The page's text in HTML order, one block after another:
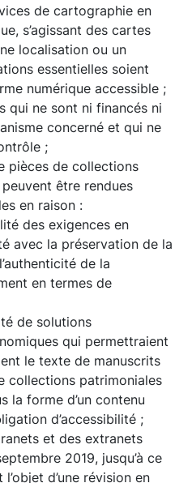
de cartographie en
s’agissant des cartes
localisation ou un
essentielles soient
numérique accessible ;
qui ne sont ni financés ni
concerné et qui ne
;
pièces de collections
être rendues
en raison :
des exigences en
avec la préservation de la
de la
en termes de
de solutions
qui permettraient
le texte de manuscrits
collections patrimoniales
la forme d’un contenu
d’accessibilité ;
et des extranets
2019, jusqu’à ce
d’une révision en